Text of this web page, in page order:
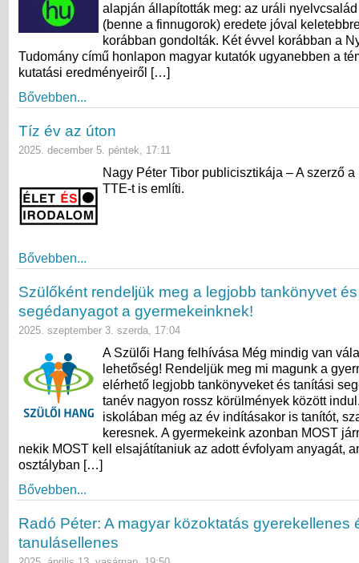
alapján állapították meg: az uráli
(benne a finnugorok) eredete jóval
korábban gondolták. Két évvel korábban a
Tudomány című honlapon magyar kutatók ugyanebben a
kutatási eredményeiről […]
Bővebben...
Tíz év az úton
2025. december 5. péntek, 17:11
Nagy Péter Tibor publicisztikája – A szerző a
TTE-t is említi.
Bővebben...
Szülőként rendeljük meg a legjobb tankönyvet
segédanyagot a gyermekeinknek!
2025. szeptember 3. szerda, 17:04
A Szülői Hang felhívása Még mindig van
lehetőség! Rendeljük meg mi magunk a
elérhető legjobb tankönyveket és tanítási
tanév nagyon rossz körülmények között
iskolában még az év indításakor is tanítót,
keresnek. A gyermekeink azonban MOST
nekik MOST kell elsajátítaniuk az adott évfolyam anyagát,
osztályban […]
Bővebben...
Radó Péter: A magyar közoktatás gyerekellenes
tanulásellenes